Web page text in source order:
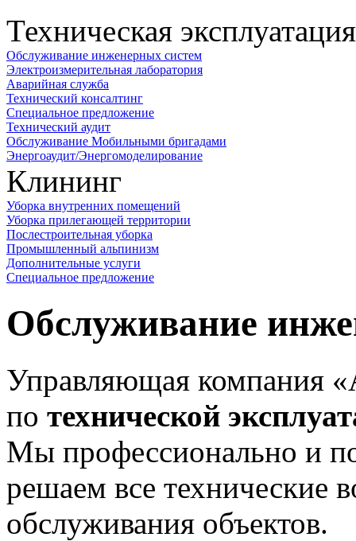
Техническая эксплуатация
Обслуживание инженерных систем
Электроизмерительная лаборатория
Аварийная служба
Технический консалтинг
Специальное предложение
Технический аудит
Обслуживание Мобильными бригадами
Энергоаудит/Энергомоделирование
Клининг
Уборка внутренних помещений
Уборка прилегающей территории
Послестроительная уборка
Промышленный альпинизм
Дополнительные услуги
Специальное предложение
Обслуживание
Управляющая компания
по технической
Мы профессионально и
решаем все технические
обслуживания объектов.